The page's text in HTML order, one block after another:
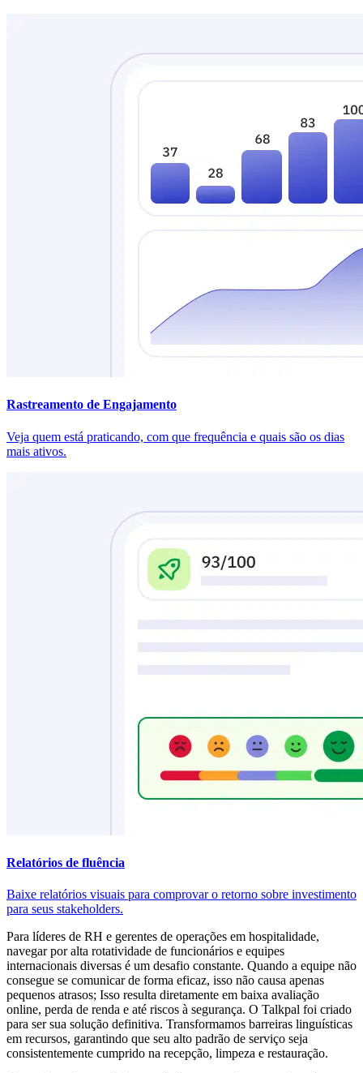
Rastreamento de Engajamento
Veja quem está praticando, com que frequência e quais são os dias
mais ativos.
Relatórios de fluência
Baixe relatórios visuais para comprovar o retorno sobre investimento
para seus stakeholders.
Para líderes de RH e gerentes de operações em hospitalidade,
navegar por alta rotatividade de funcionários e equipes
internacionais diversas é um desafio constante. Quando a equipe não
consegue se comunicar de forma eficaz, isso não causa apenas
pequenos atrasos; Isso resulta diretamente em baixa avaliação
online, perda de renda e até riscos à segurança. O Talkpal foi criado
para ser sua solução definitiva. Transformamos barreiras linguísticas
em recursos, garantindo que seu alto padrão de serviço seja
consistentemente cumprido na recepção, limpeza e restauração.